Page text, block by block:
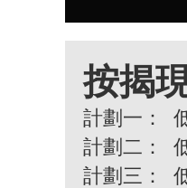
按揭
計劃一：
計劃二：
計劃三：